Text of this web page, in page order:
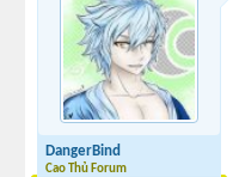
DangerBind
Cao Thủ Forum